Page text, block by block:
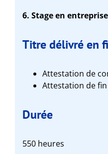
6. Stage en entreprise
Titre délivré en
Attestation de
Attestation de
Durée
550 heures